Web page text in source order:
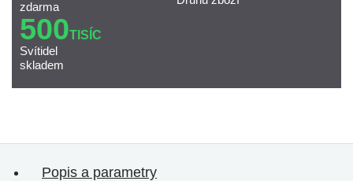
zdarma
500TISÍC
Svítidel
skladem
Popis a parametry